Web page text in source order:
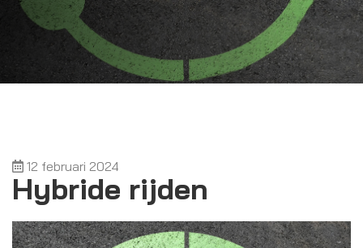
12 februari 2024
Hybride rijden